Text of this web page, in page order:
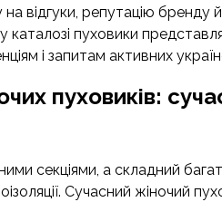
відгуки, репутацію бренду й
пуховики
і запитам активних
пуховиків:
секціями, а складний
Сучасний жіночий